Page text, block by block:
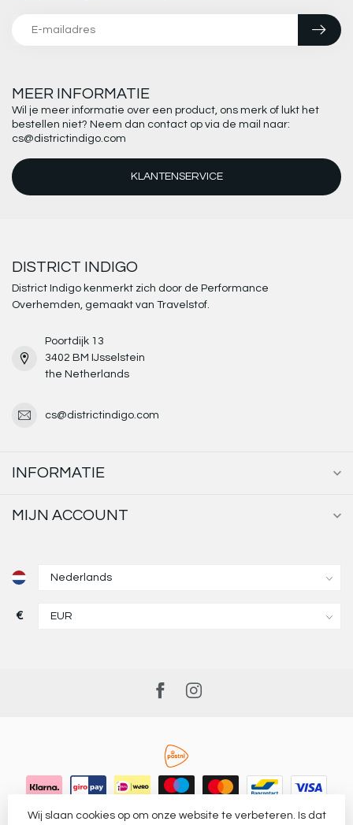
MEER INFORMATIE
Wil je meer informatie over een product, ons merk of lukt het
bestellen niet? Neem dan contact op via de mail naar:
cs@districtindigo.com
KLANTENSERVICE
DISTRICT INDIGO
District Indigo kenmerkt zich door de Performance
Overhemden, gemaakt van Travelstof.
Poortdijk 13
3402 BM IJsselstein
the Netherlands
cs@districtindigo.com
INFORMATIE
MIJN ACCOUNT
€
© Copyright 2026 District Indigo
Wij slaan cookies op om onze website te verbeteren. Is dat